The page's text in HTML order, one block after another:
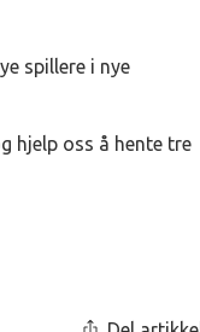
spillere i nye
hjelp oss å hente tre